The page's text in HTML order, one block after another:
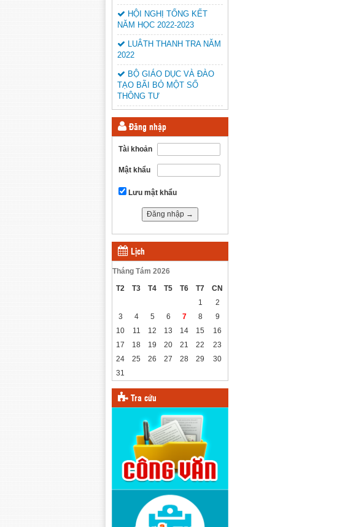
HỘI NGHỊ TỔNG KẾT
NĂM HỌC 2022-2023
LUÂTH THANH TRA NĂM
2022
BỘ GIÁO DỤC VÀ ĐÀO
TẠO BÃI BỎ MỘT SỐ
THÔNG TƯ
Đăng nhập
Tài khoản
Mật khẩu
Lưu mật khẩu
Lịch
Tháng Tám 2026
T2
T3 T4 T5 T6 T7
CN
1
2
3
4 5 6 7 8
9
10
11 12 13 14 15
16
17
18 19 20 21 22
23
24
25 26 27 28 29
30
31
Tra cứu